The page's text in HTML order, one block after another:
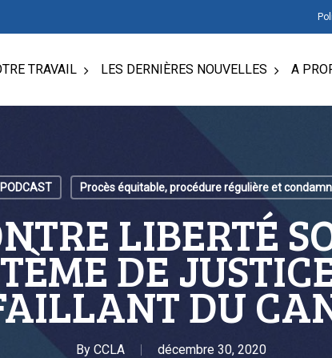
TRAVAIL LES DERNIÈRES NOUVELLES A
PODCAST Procès équitable, procédure régulière et
LIBERTÉ
DE
DU
By CCLA décembre 30, 2020